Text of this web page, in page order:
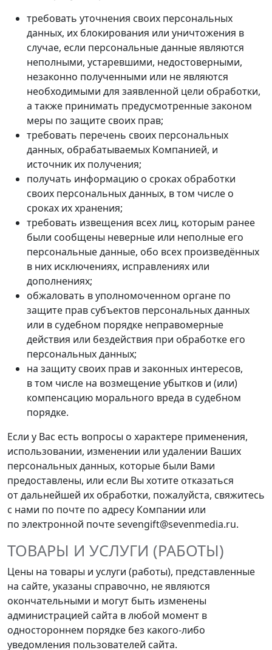
требовать уточнения своих персональных
данных, их блокирования или уничтожения в
случае, если персональные данные являются
неполными, устаревшими, недостоверными,
незаконно полученными или не являются
необходимыми для заявленной цели обработки,
а также принимать предусмотренные законом
меры по защите своих прав;
требовать перечень своих персональных
данных, обрабатываемых Компанией, и
источник их получения;
получать информацию о сроках обработки
своих персональных данных, в том числе о
сроках их хранения;
требовать извещения всех лиц, которым ранее
были сообщены неверные или неполные его
персональные данные, обо всех произведённых
в них исключениях, исправлениях или
дополнениях;
обжаловать в уполномоченном органе по
защите прав субъектов персональных данных
или в судебном порядке неправомерные
действия или бездействия при обработке его
персональных данных;
на защиту своих прав и законных интересов,
в том числе на возмещение убытков и (или)
компенсацию морального вреда в судебном
порядке.
Если у Вас есть вопросы о характере применения,
использовании, изменении или удалении Ваших
персональных данных, которые были Вами
предоставлены, или если Вы хотите отказаться
от дальнейшей их обработки, пожалуйста, свяжитесь
с нами по почте по адресу Компании или
по электронной почте sevengift@sevenmedia.ru.
ТОВАРЫ И УСЛУГИ (РАБОТЫ)
Цены на товары и услуги (работы), представленные
на сайте, указаны справочно, не являются
окончательными и могут быть изменены
администрацией сайта в любой момент в
одностороннем порядке без какого-либо
уведомления пользователей сайта.